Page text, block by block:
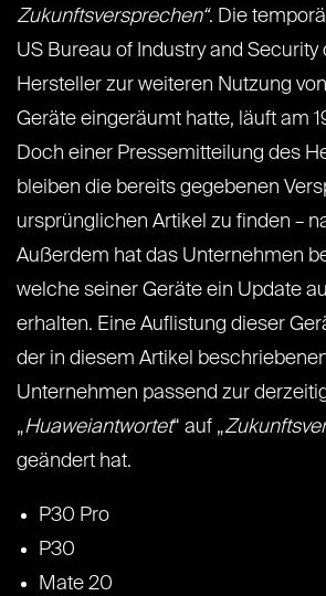
Zukunftsversprechen“. Die
US Bureau of Industry and
Hersteller zur weiteren Nutzung
Geräte eingeräumt hatte, läuft am
Doch einer Pressemitteilung des
bleiben die bereits gegebenen
ursprünglichen Artikel zu finden –
Außerdem hat das Unternehmen
welche seiner Geräte ein Update
erhalten. Eine Auflistung dieser
der in diesem Artikel
Unternehmen passend zur
„Huaweiantwortet“ auf „
geändert hat.
P30 Pro
P30
Mate 20